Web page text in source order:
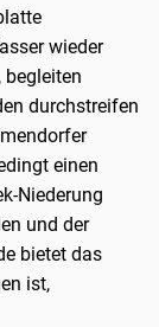
wieder
begleiten
durchstreifen
einen
Niederung
und der
bietet das
ist,